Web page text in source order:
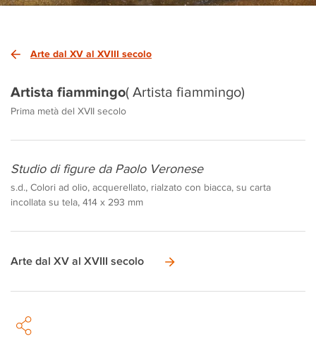
Arte dal XV al XVIII secolo
Artista fiammingo( Artista fiammingo)
Prima metà del XVII secolo
Studio di figure da Paolo Veronese
s.d., Colori ad olio, acquerellato, rialzato con biacca, su carta
incollata su tela, 414 x 293 mm
Arte dal XV al XVIII secolo